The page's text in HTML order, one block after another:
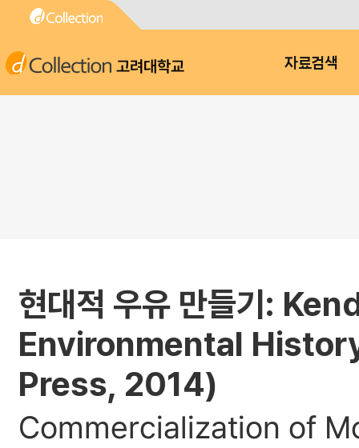
고려대학교 자료검색
현대적 우유 만들기:
Environmental
Press, 2014)
Commercialization of